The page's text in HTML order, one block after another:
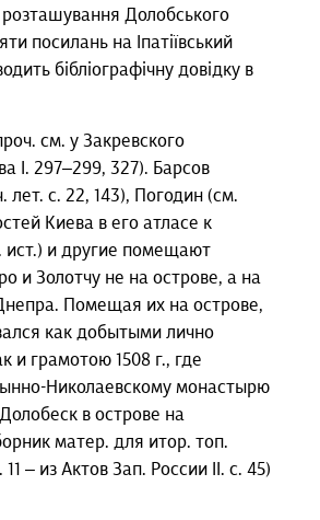
розташування Долобського
посилань на Іпатіївський
бібліографічну довідку в
см. у Закревского
I. 297–299, 327). Барсов
лет. с. 22, 143), Погодин (см.
Киева в его атласе к
ист.) и другие помещают
и Золотчу не на острове, а на
Помещая их на острове,
как добытыми лично
и грамотою 1508 г., где
Николаевскому монастырю
в острове на
матер. для итор. топ.
– из Актов Зап. России ІІ. с. 45)